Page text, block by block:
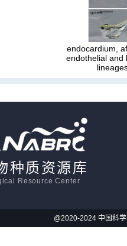
endocardium,
endothelial and
种质资源库
Resource Center
@2020-2024 中国科